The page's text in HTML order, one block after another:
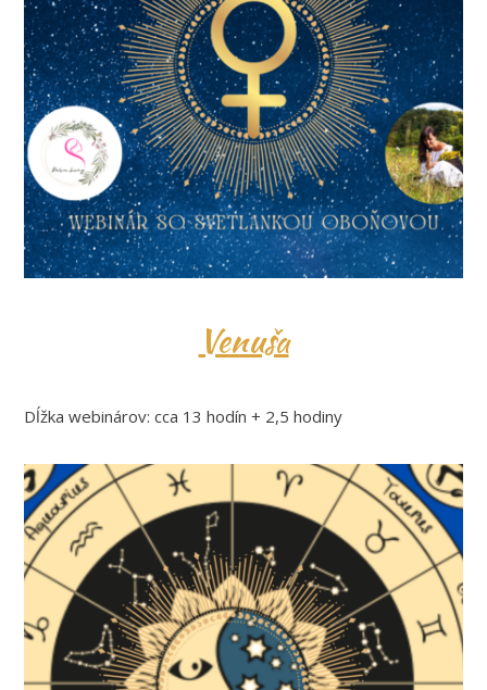
Venuša
Dĺžka webinárov: cca 13 hodín + 2,5 hodiny